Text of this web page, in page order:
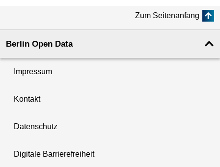
Zum Seitenanfang
Berlin Open Data
Impressum
Kontakt
Datenschutz
Digitale Barrierefreiheit